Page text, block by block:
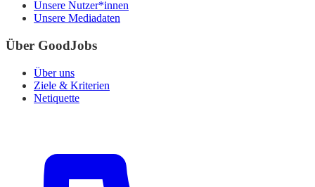
Unsere Nutzer*innen
Unsere Mediadaten
Über GoodJobs
Über uns
Ziele & Kriterien
Netiquette